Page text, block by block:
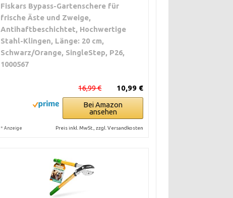
Fiskars Bypass-Gartenschere für
frische Äste und Zweige,
Antihaftbeschichtet, Hochwertige
Stahl-Klingen, Länge: 20 cm,
Schwarz/Orange, SingleStep, P26,
1000567
10,99 €
16,99 €
Bei Amazon
ansehen
* Anzeige Preis inkl. MwSt., zzgl. Versandkosten